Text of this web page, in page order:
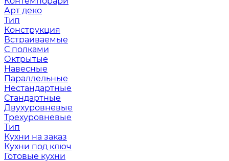
Арт деко
Тип
Конструкция
Встраиваемые
С полками
Октрытые
Навесные
Параллельные
Нестандартные
Стандартные
Двухуровневые
Трехуровневые
Тип
Кухни на заказ
Кухни под ключ
Готовые кухни